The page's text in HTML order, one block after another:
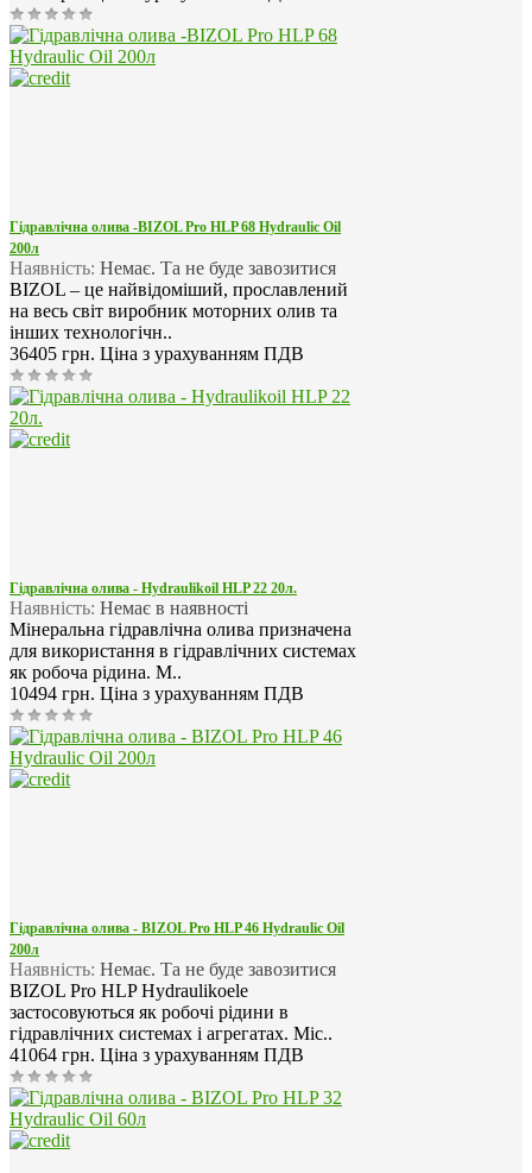
Гідравлічна олива -BIZOL Pro HLP 68 Hydraulic Oil
200л
Наявність: Немає. Та не буде завозитися
BIZOL – це найвідоміший, прославлений
на весь світ виробник моторних олив та
інших технологічн..
36405 грн. Ціна з урахуванням ПДВ
Гідравлічна олива - Hydraulikoil HLP 22 20л.
Наявність: Немає в наявності
Мінеральна гідравлічна олива призначена
для використання в гідравлічних системах
як робоча рідина. М..
10494 грн. Ціна з урахуванням ПДВ
Гідравлічна олива - BIZOL Pro HLP 46 Hydraulic Oil
200л
Наявність: Немає. Та не буде завозитися
BIZOL Pro HLP Hydraulikoele
застосовуються як робочі рідини в
гідравлічних системах і агрегатах. Міс..
41064 грн. Ціна з урахуванням ПДВ